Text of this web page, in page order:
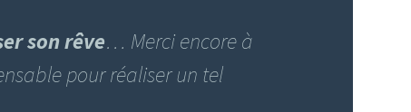
son rêve… Merci encore à
pour réaliser un tel